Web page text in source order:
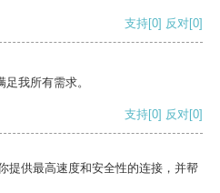
支持[0] 反对[0]
我所有需求。
支持[0] 反对[0]
提供最高速度和安全性的连接，并帮